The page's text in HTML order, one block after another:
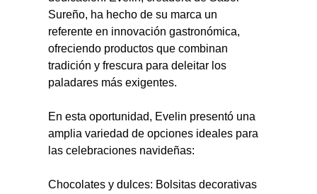
Sureño, ha hecho de su marca un
referente en innovación gastronómica,
ofreciendo productos que combinan
tradición y frescura para deleitar los
paladares más exigentes.
En esta oportunidad, Evelin presentó una
amplia variedad de opciones ideales para
las celebraciones navideñas:
Chocolates y dulces: Bolsitas decorativas